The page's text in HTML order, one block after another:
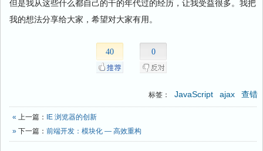
但是我从这些什么都自己的干的年代过的经历，让我受益很多。我把
我的想法分享给大家，希望对大家有用。
40 0
标签： JavaScript ajax 查错
« 上一篇：
IE 浏览器的创新
» 下一篇： 前端开发：模块化 — 高效重构